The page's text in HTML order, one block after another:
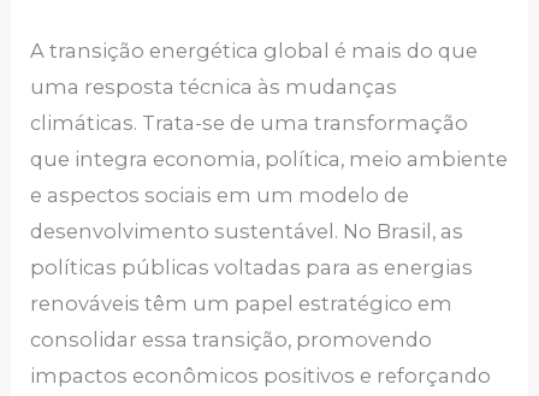
A transição energética global é mais do que
uma resposta técnica às mudanças
climáticas. Trata-se de uma transformação
que integra economia, política, meio ambiente
e aspectos sociais em um modelo de
desenvolvimento sustentável. No Brasil, as
políticas públicas voltadas para as energias
renováveis têm um papel estratégico em
consolidar essa transição, promovendo
impactos econômicos positivos e reforçando